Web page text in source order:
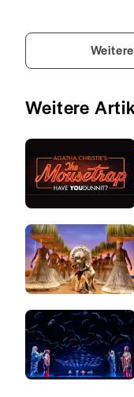
Weitere